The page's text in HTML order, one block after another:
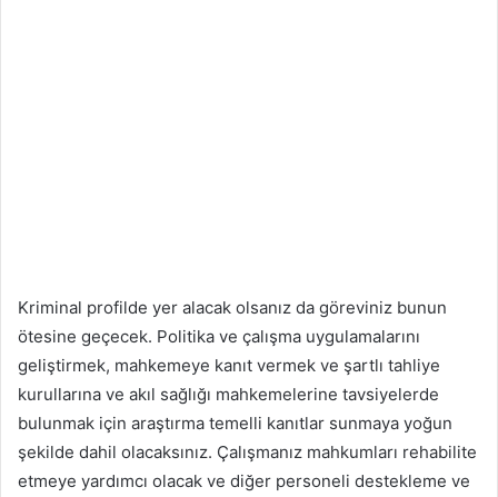
Kriminal profilde yer alacak olsanız da göreviniz bunun
ötesine geçecek. Politika ve çalışma uygulamalarını
geliştirmek, mahkemeye kanıt vermek ve şartlı tahliye
kurullarına ve akıl sağlığı mahkemelerine tavsiyelerde
bulunmak için araştırma temelli kanıtlar sunmaya yoğun
şekilde dahil olacaksınız. Çalışmanız mahkumları rehabilite
etmeye yardımcı olacak ve diğer personeli destekleme ve